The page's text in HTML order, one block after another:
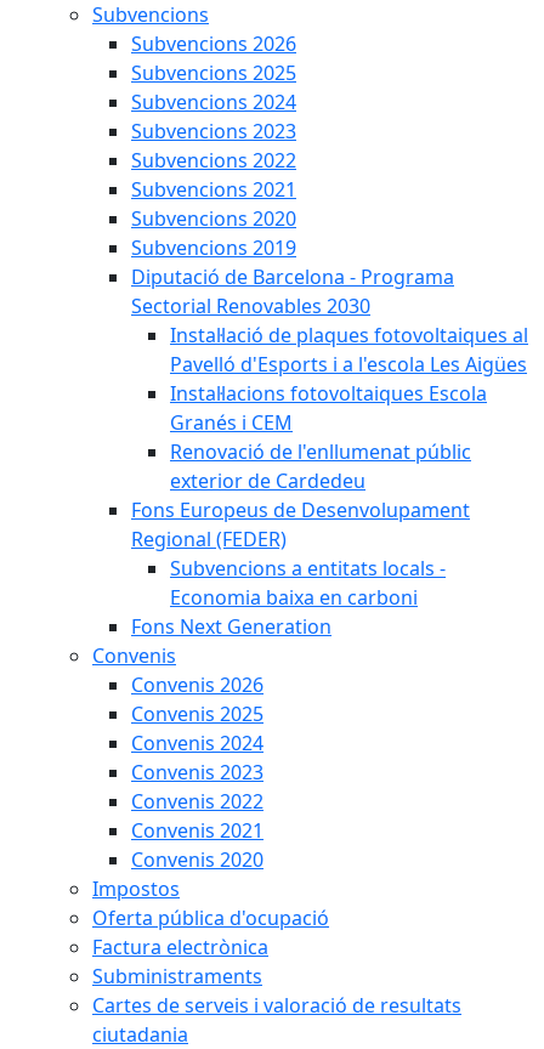
Subvencions
Subvencions 2026
Subvencions 2025
Subvencions 2024
Subvencions 2023
Subvencions 2022
Subvencions 2021
Subvencions 2020
Subvencions 2019
Diputació de Barcelona - Programa
Sectorial Renovables 2030
Instal·lació de plaques fotovoltaiques al
Pavelló d'Esports i a l'escola Les Aigües
Instal·lacions fotovoltaiques Escola
Granés i CEM
Renovació de l'enllumenat públic
exterior de Cardedeu
Fons Europeus de Desenvolupament
Regional (FEDER)
Subvencions a entitats locals -
Economia baixa en carboni
Fons Next Generation
Convenis
Convenis 2026
Convenis 2025
Convenis 2024
Convenis 2023
Convenis 2022
Convenis 2021
Convenis 2020
Impostos
Oferta pública d'ocupació
Factura electrònica
Subministraments
Cartes de serveis i valoració de resultats
ciutadania